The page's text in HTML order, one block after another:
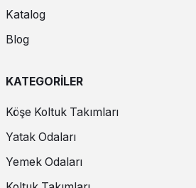
Katalog
Blog
KATEGORİLER
Köşe Koltuk Takımları
Yatak Odaları
Yemek Odaları